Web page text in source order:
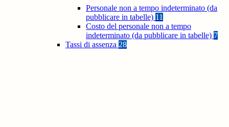
Personale non a tempo indeterminato (da
pubblicare in tabelle) 11
Costo del personale non a tempo
indeterminato (da pubblicare in tabelle) 7
Tassi di assenza 28